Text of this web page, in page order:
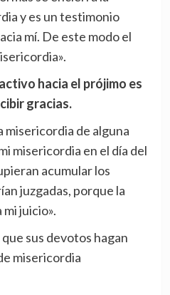
y es un testimonio
mí. De este modo el
hacia el prójimo es
gracias.
misericordia de alguna
misericordia en el día del
acumular los
juzgadas, porque la
juicio».
sus devotos hagan
misericordia